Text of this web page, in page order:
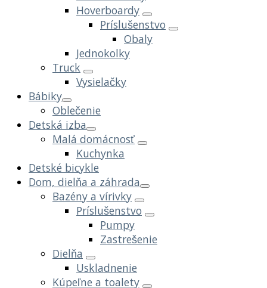
Hoverboardy
Príslušenstvo
Obaly
Jednokolky
Truck
Vysielačky
Bábiky
Oblečenie
Detská izba
Malá domácnosť
Kuchynka
Detské bicykle
Dom, dielňa a záhrada
Bazény a vírivky
Príslušenstvo
Pumpy
Zastrešenie
Dielňa
Uskladnenie
Kúpeľne a toalety